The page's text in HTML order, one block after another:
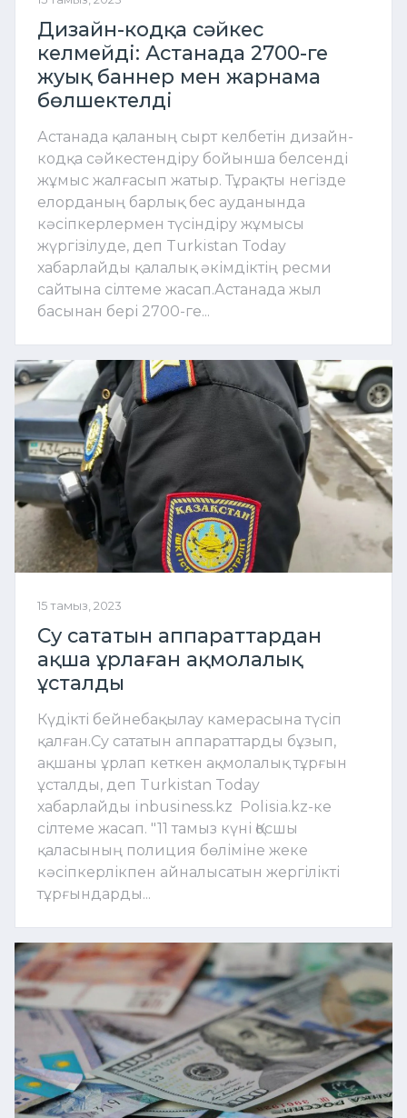
Дизайн-кодқа сәйкес
келмейді: Астанада 2700-ге
жуық баннер мен жарнама
бөлшектелді
Астанада қаланың сырт келбетін дизайн-
кодқа сәйкестендіру бойынша белсенді
жұмыс жалғасып жатыр. Тұрақты негізде
елорданың барлық бес ауданында
кәсіпкерлермен түсіндіру жұмысы
жүргізілуде, деп Turkistan Today
хабарлайды қалалық әкімдіктің ресми
сайтына сілтеме жасап.Астанада жыл
басынан бері 2700-ге...
15 тамыз, 2023
Су сататын аппараттардан
ақша ұрлаған ақмолалық
ұсталды
Күдікті бейнебақылау камерасына түсіп
қалған.Су сататын аппараттарды бұзып,
ақшаны ұрлап кеткен ақмолалық тұрғын
ұсталды, деп Turkistan Today
хабарлайды inbusiness.kz Polisia.kz-ке
сілтеме жасап. "11 тамыз күні Қосшы
қаласының полиция бөліміне жеке
кәсіпкерлікпен айналысатын жергілікті
тұрғындарды...